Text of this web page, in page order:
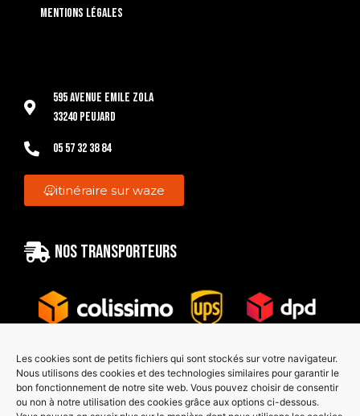
Les cookies sont de petits fichiers qui sont stockés sur votre navigateur.
Nous utilisons des cookies et des technologies similaires pour garantir le
bon fonctionnement de notre site web. Vous pouvez choisir de consentir
ou non à notre utilisation des cookies grâce aux options ci-dessous.
Mentions légales
595 Avenue Emile Zola
33240 Peujard
05 57 32 38 84
itinéraire sur waze
Nos transporteurs
Paiement sécurisé